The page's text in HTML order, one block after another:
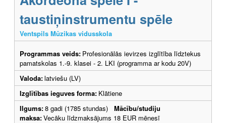
taustiņinstrumentu spēle
Ventspils Mūzikas vidusskola
Programmas veids: Profesionālās ievirzes izglītība līdztekus
pamatskolas 1.-9. klasei - 2. LKI (programma ar kodu 20V)
Valoda:latviešu (LV)
Izglītības ieguves forma: Klātiene
Ilgums:8 gadi (1785 stundas) Mācību/studiju
maksa:Vecāku līdzmaksājums 18 EUR mēnesī